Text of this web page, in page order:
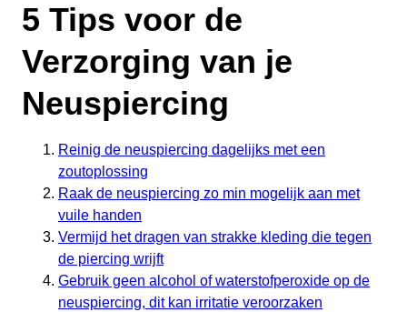
5 Tips voor de
Verzorging van je
Neuspiercing
Reinig de neuspiercing dagelijks met een
zoutoplossing
Raak de neuspiercing zo min mogelijk aan met
vuile handen
Vermijd het dragen van strakke kleding die tegen
de piercing wrijft
Gebruik geen alcohol of waterstofperoxide op de
neuspiercing, dit kan irritatie veroorzaken